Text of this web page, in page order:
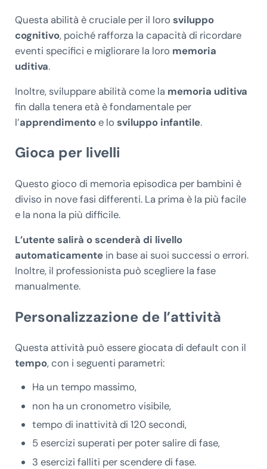
Questa abilità è cruciale per il loro sviluppo
cognitivo, poiché rafforza la capacità di ricordare
eventi specifici e migliorare la loro memoria
uditiva.
Inoltre, sviluppare abilità come la memoria uditiva
fin dalla tenera età è fondamentale per
l’apprendimentoe lo sviluppo infantile.
Gioca per livelli
Questo gioco di memoria episodica per bambini è
diviso in nove fasi differenti. La prima è la più facile
e la nona la più difficile.
L’utente salirà o scenderà di livello
automaticamentein base ai suoi successi o errori.
Inoltre, il professionista può scegliere la fase
manualmente.
Personalizzazione de l’attività
Questa attività può essere giocata di default con il
tempo, con i seguenti parametri:
Ha un tempo massimo,
non ha un cronometro visibile,
tempo di inattività di 120 secondi,
5 esercizi superati per poter salire di fase,
3 esercizi falliti per scendere di fase.